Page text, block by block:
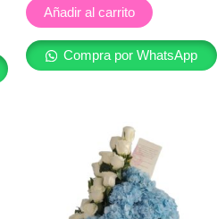
Añadir al carrito
Compra por WhatsApp